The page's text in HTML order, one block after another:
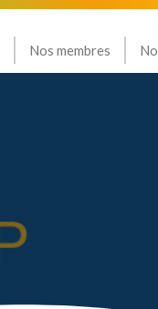
Nos membres